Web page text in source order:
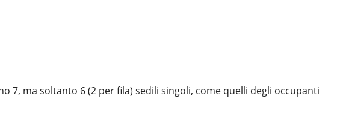
7, ma soltanto 6 (2 per fila) sedili singoli, come quelli degli occupanti